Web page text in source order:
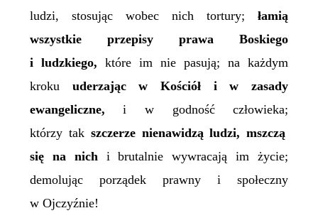
ludzi, stosując wobec nich tortury;łamią
wszystkie przepisy prawaBoskiego
i ludzkiego, które im nie pasują; na każdym
kroku uderzając w Kościół i w zasady
ewangeliczne,i w godność człowieka;
którzy tak szczerze nienawidzą ludzi, mszczą
się na nichi brutalnie wywracają im życie;
demolując porządek prawny i społeczny
w Ojczyźnie!